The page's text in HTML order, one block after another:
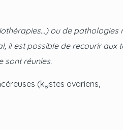
ou de pathologies
il est possible de recourir aux
sont réunies.
(kystes ovariens,